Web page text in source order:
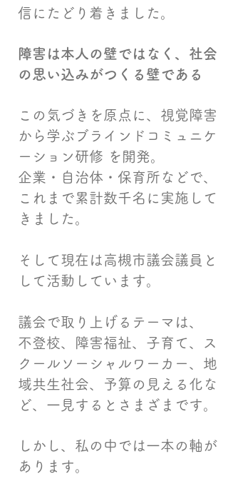
信にたどり着きました。
障害は本人の壁ではなく、社会
の思い込みがつくる壁である
この気づきを原点に、視覚障害
から学ぶ ブラインドコミュニケ
ーション研修 を開発。
企業・自治体・保育所などで、
これまで累計数千名に実施して
きました。
そして現在は高槻市議会議員と
して活動しています。
議会で取り上げるテーマは、
不登校、障害福祉、子育て、ス
クールソーシャルワーカー、地
域共生社会、予算の見える化な
ど、一見するとさまざまです。
しかし、私の中では一本の軸が
あります。